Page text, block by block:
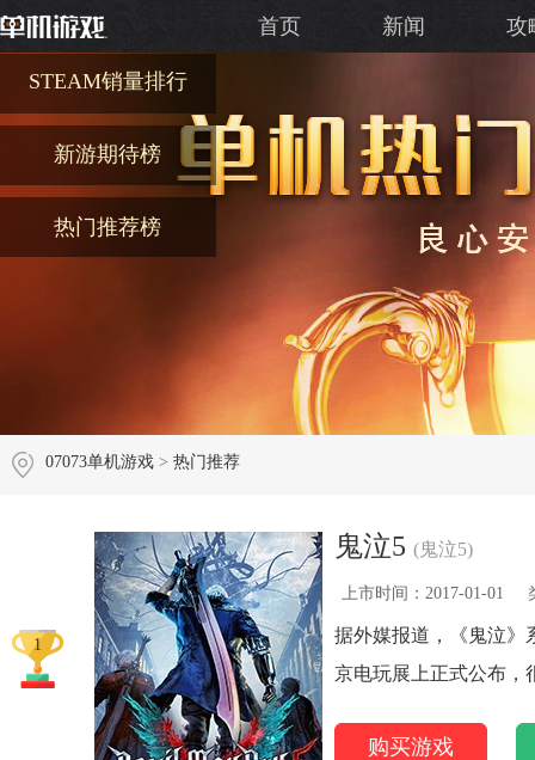
首页 新闻 攻
STEAM销量排行
新游期待榜
热门推荐榜
07073单机游戏 > 热门推荐
1
鬼泣5 (鬼泣5)
上市时间：2017-01-01
据外媒报道，《鬼泣》
京电玩展上正式公布，
购买游戏